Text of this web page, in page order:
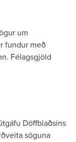
um
fundur með
Félagsgjöld
Döffblaðsins
söguna